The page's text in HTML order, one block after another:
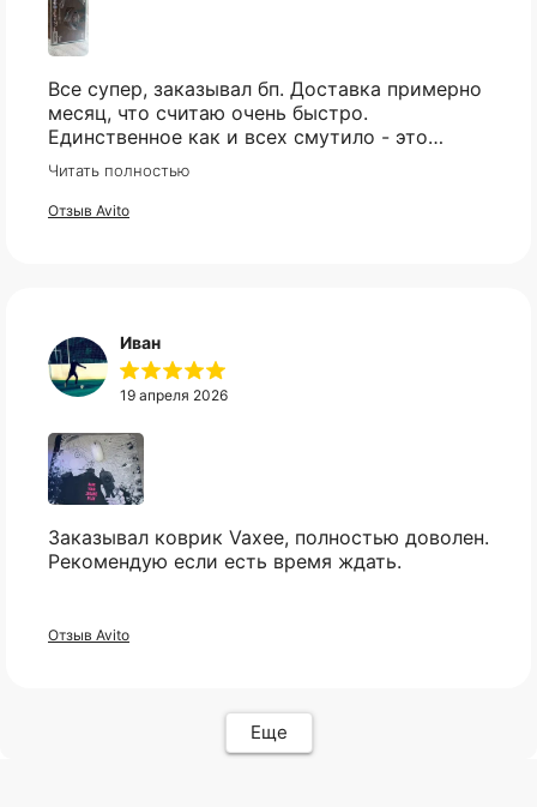
Все супер, заказывал бп. Доставка примерно
месяц, что считаю очень быстро.
Единственное как и всех смутило - это
оплата, но все прошло гладко. Упакован
товар тоже был хорошо, в двойной коробке
и в пупырке. Трек номер предоставили.
Читать полностью
Отзыв Avito
Иван
19 апреля 2026
Заказывал коврик Vaxee, полностью доволен.
Рекомендую если есть время ждать.
Отзыв Avito
Еще
КАТАЛОГ
Популярное
Компьютеры
Мониторы
Комплектующие
Доставка
Оплата
Условия возврата